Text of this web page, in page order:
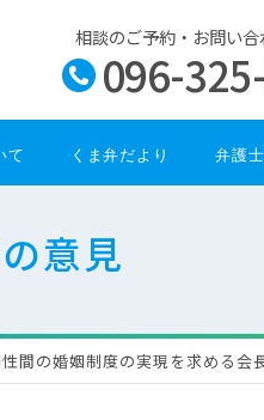
相談のご予約・お問い
096-
て くま弁だより 弁護
意見
間の婚姻制度の実現を求める会